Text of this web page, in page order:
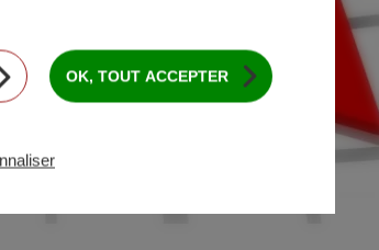
OK, TOUT ACCEPTER